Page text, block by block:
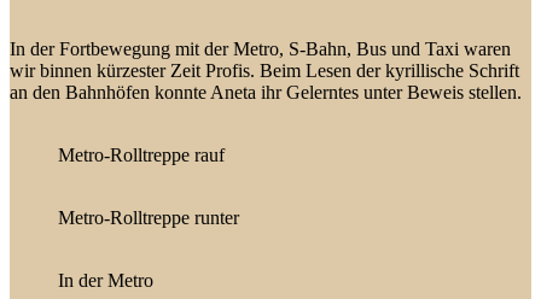
In der Fortbewegung mit der Metro, S-Bahn, Bus und Taxi waren
wir binnen kürzester Zeit Profis. Beim Lesen der kyrillische Schrift
an den Bahnhöfen konnte Aneta ihr Gelerntes unter Beweis stellen.
Metro-Rolltreppe rauf
Metro-Rolltreppe runter
In der Metro